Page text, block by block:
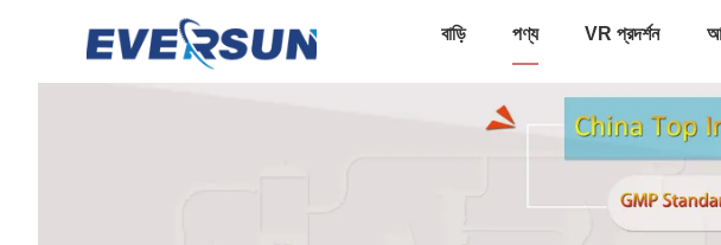
বাড়ি পণ্য VR প্রদর্শন